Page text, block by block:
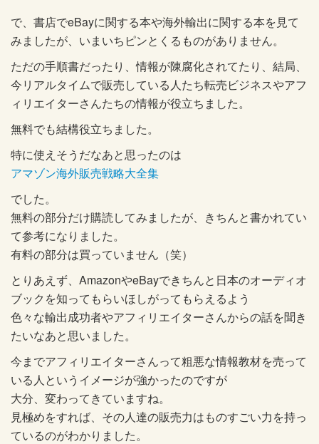
で、書店でeBayに関する本や海外輸出に関する本を見て
みましたが、いまいちピンとくるものがありません。
ただの手順書だったり、情報が陳腐化されてたり、結局、
今リアルタイムで販売している人たち転売ビジネスやアフ
ィリエイターさんたちの情報が役立ちました。
無料でも結構役立ちました。
特に使えそうだなあと思ったのは
アマゾン海外販売戦略大全集
でした。
無料の部分だけ購読してみましたが、きちんと書かれてい
て参考になりました。
有料の部分は買っていません（笑）
とりあえず、AmazonやeBayできちんと日本のオーディオ
ブックを知ってもらいほしがってもらえるよう
色々な輸出成功者やアフィリエイターさんからの話を聞き
たいなあと思いました。
今までアフィリエイターさんって粗悪な情報教材を売って
いる人というイメージが強かったのですが
大分、変わってきていますね。
見極めをすれば、その人達の販売力はものすごい力を持っ
ているのがわかりました。